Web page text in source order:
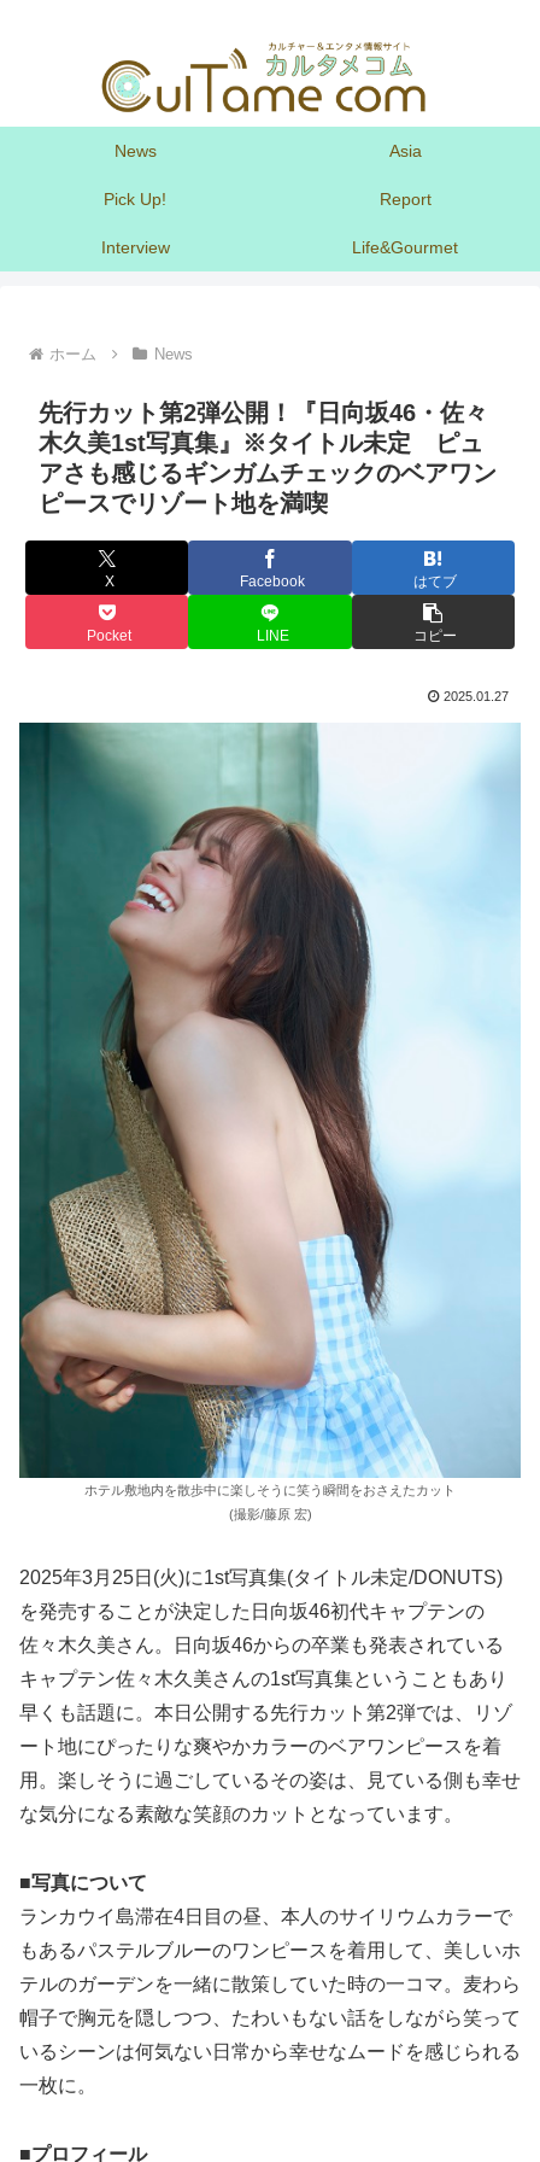
News Asia
Pick Up! Report
Interview Life&Gourmet
ホーム News
先行カット第2弾公開！『日向坂46・佐々
木久美1st写真集』※タイトル未定 ピュ
アさも感じるギンガムチェックのベアワン
ピースでリゾート地を満喫
X Facebook はてブ
Pocket LINE コピー
2025.01.27
ホテル敷地内を散歩中に楽しそうに笑う瞬間をおさえたカット
(撮影/藤原 宏)
2025年3月25日(火)に1st写真集(タイトル未定/DONUTS)
を発売することが決定した日向坂46初代キャプテンの
佐々木久美さん。日向坂46からの卒業も発表されている
キャプテン佐々木久美さんの1st写真集ということもあり
早くも話題に。本日公開する先行カット第2弾では、リゾ
ート地にぴったりな爽やかカラーのベアワンピースを着
用。楽しそうに過ごしているその姿は、見ている側も幸せ
な気分になる素敵な笑顔のカットとなっています。
■写真について
ランカウイ島滞在4日目の昼、本人のサイリウムカラーで
もあるパステルブルーのワンピースを着用して、美しいホ
テルのガーデンを一緒に散策していた時の一コマ。麦わら
帽子で胸元を隠しつつ、たわいもない話をしながら笑って
いるシーンは何気ない日常から幸せなムードを感じられる
一枚に。
■プロフィール